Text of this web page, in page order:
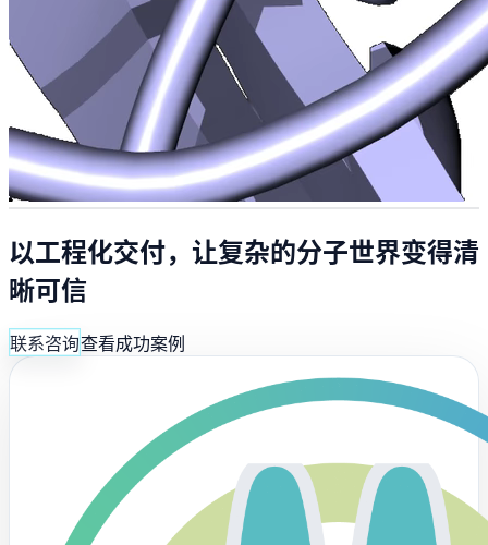
以工程化交付，让复杂的分子世界变得清
晰可信
联系咨询查看成功案例